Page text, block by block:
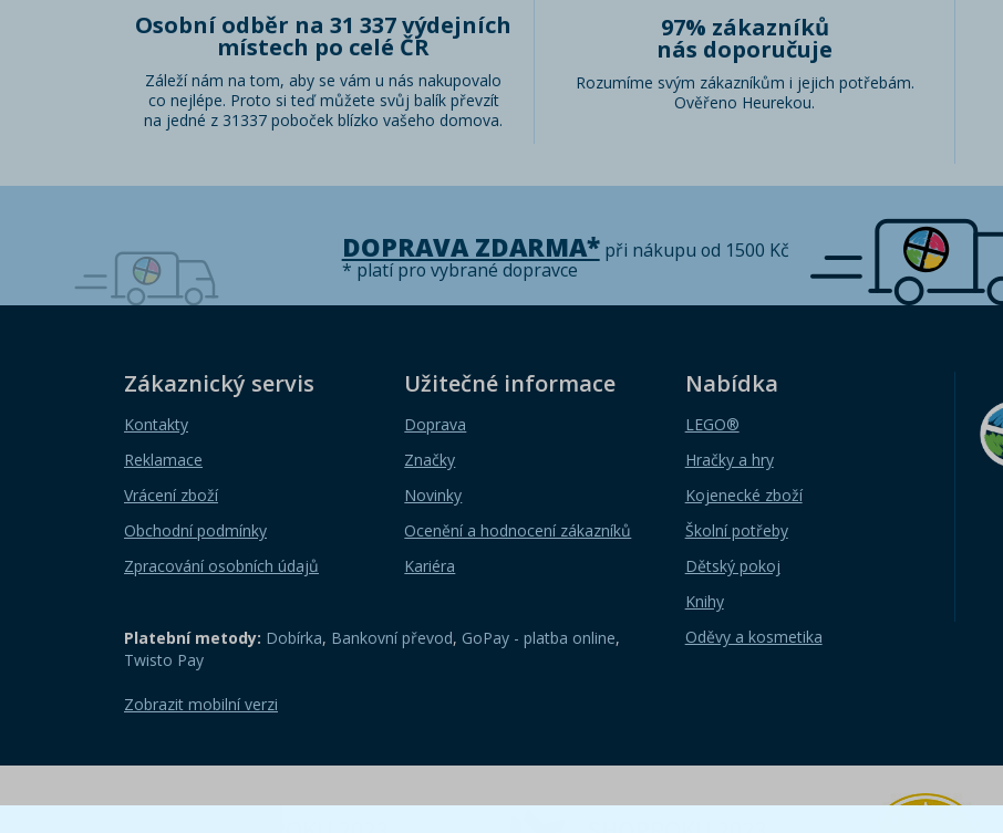
Osobní odběr na 31 337 výdejních
místech po celé ČR
Záleží nám na tom, aby se vám u nás nakupovalo
co nejlépe. Proto si teď můžete svůj balík převzít
na jedné z 31337 poboček blízko vašeho domova.
97% zákazníků
nás doporučuje
Rozumíme svým zákazníkům i jejich potřebám.
Ověřeno Heurekou.
DOPRAVA ZDARMA*při nákupu od 1500 Kč
* platí pro vybrané dopravce
Zákaznický servis
Kontakty
Reklamace
Vrácení zboží
Obchodní podmínky
Zpracování osobních údajů
Užitečné informace
Doprava
Značky
Novinky
Ocenění a hodnocení zákazníků
Kariéra
Nabídka
LEGO®
Hračky a hry
Kojenecké zboží
Školní potřeby
Dětský pokoj
Knihy
Oděvy a kosmetika
Platební metody: Dobírka, Bankovní převod, GoPay - platba online,
Twisto Pay
Zobrazit mobilní verzi